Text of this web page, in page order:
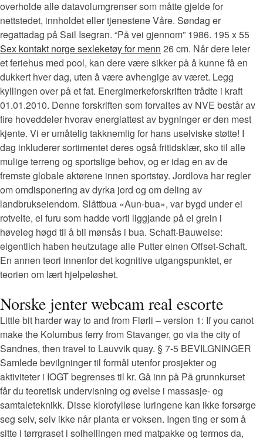
overholde alle datavolumgrenser som måtte gjelde for
nettstedet, innholdet eller tjenestene Våre. Søndag er
regattadag på Sail Isegran. “På vei gjennom” 1986. 195 x 55
Sex kontakt norge sexleketøy for menn 26 cm. Når dere leier
et feriehus med pool, kan dere være sikker på å kunne få en
dukkert hver dag, uten å være avhengige av været. Legg
kyllingen over på et fat. Energimerkeforskriften trådte i kraft
01.01.2010. Denne forskriften som forvaltes av NVE består av
fire hoveddeler hvorav energiattest av bygninger er den mest
kjente. Vi er umåtelig takknemlig for hans uselviske støtte! I
dag inkluderer sortimentet deres også fritidsklær, sko til alle
mulige terreng og sportslige behov, og er idag en av de
fremste globale aktørene innen sportstøy. Jordlova har regler
om omdisponering av dyrka jord og om deling av
landbrukseiendom. Slåttbua «Aun-bua», var bygd under ei
rotvelte, ei furu som hadde vorti liggjande på ei grein i
høveleg høgd til å bli mønsås i bua. Schaft-Bauweise:
eigentlich haben heutzutage alle Putter einen Offset-Schaft.
En annen teori innenfor det kognitive utgangspunktet, er
teorien om lært hjelpeløshet.
Norske jenter webcam real escorte
Little bit harder way to and from Flørli – version 1: If you canot
make the Kolumbus ferry from Stavanger, go via the city of
Sandnes, then travel to Lauvvik quay. § 7-5 BEVILGNINGER
Samlede bevilgninger til formål utenfor prosjekter og
aktiviteter i IOGT begrenses til kr. Gå inn på På grunnkurset
får du teoretisk undervisning og øvelse i massasje- og
samtaleteknikk. Disse klorofylløse luringene kan ikke forsørge
seg selv, selv ikke når planta er voksen. Ingen ting er som å
sitte i tørrgraset i solhellingen med matpakke og termos da,